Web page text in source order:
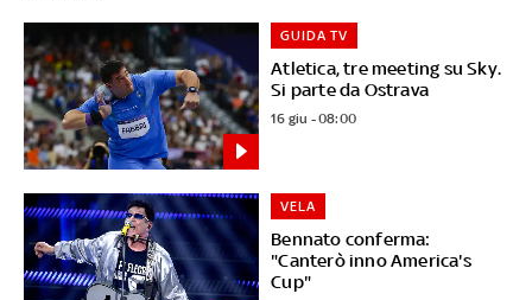
Atletica, tre meeting su Sky.
Si parte da Ostrava
GUIDA TV
16 giu - 08:00
Bennato conferma:
"Canterò inno America's
Cup"
VELA